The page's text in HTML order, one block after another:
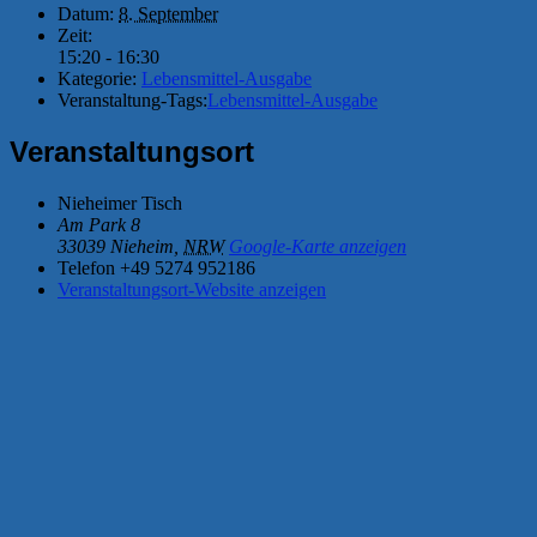
Datum: 8. September
Zeit:
15:20 - 16:30
Kategorie: Lebensmittel-Ausgabe
Veranstaltung-Tags:Lebensmittel-Ausgabe
Veranstaltungsort
Nieheimer Tisch
Am Park 8
33039 Nieheim NRW Google-Karte anzeigen
Telefon +49 5274 952186
Veranstaltungsort-Website anzeigen